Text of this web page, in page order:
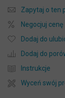
Zapytaj o ten
Negocjuj cenę
Dodaj do
Dodaj do
Instrukcje
Wyceń swój